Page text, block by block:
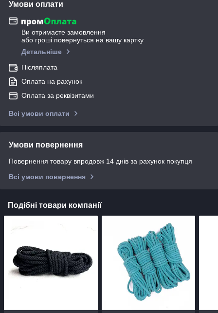
Умови оплати
Ви отримаєте замовлення
або гроші повернуться на вашу картку
Детальніше
Післяплата
Оплата на рахунок
Оплата за реквізитами
Всі умови оплати
Умови повернення
Повернення товару впродовж 14 днів за рахунок покупця
Всі умови повернення
Подібні товари компанії